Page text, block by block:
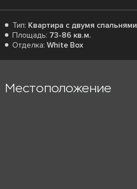
Тип: Квартира с двумя спальнями
Площадь: 73-86 кв.м.
Отделка: White Box
Местоположение